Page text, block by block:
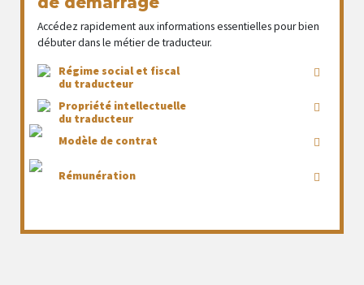
Accédez rapidement aux informations essentielles pour bien
débuter dans le métier de traducteur.
Régime social et fiscal
du traducteur
Propriété intellectuelle
du traducteur
Modèle de contrat
Rémunération